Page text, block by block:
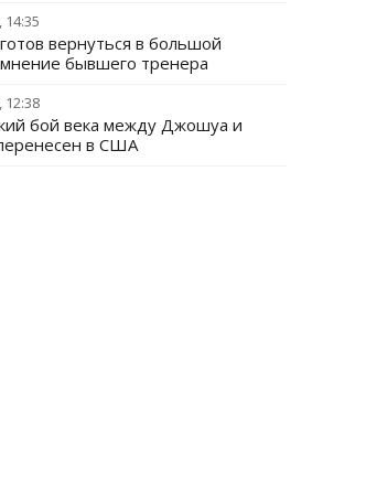
14:35
вернуться в большой
бывшего тренера
12:38
бой века между Джошуа и
в США